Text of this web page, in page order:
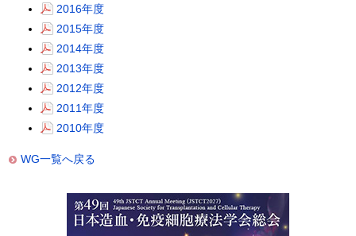
2016年度
2015年度
2014年度
2013年度
2012年度
2011年度
2010年度
WG一覧へ戻る